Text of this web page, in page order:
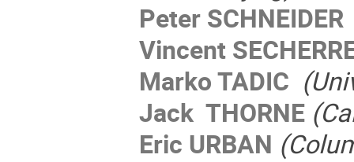
Peter SCHNEIDER
Vincent
Marko TADIC
Jack THORNE
Eric URBAN